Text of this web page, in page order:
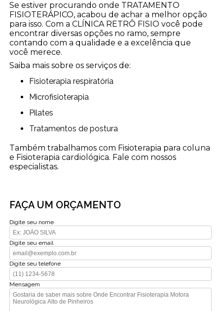
Se estiver procurando onde TRATAMENTO
FISIOTERÁPICO, acabou de achar a melhor opção
para isso. Com a CLÍNICA RETRÔ FISIO você pode
encontrar diversas opções no ramo, sempre
contando com a qualidade e a excelência que
você merece.
Saiba mais sobre os serviços de:
Fisioterapia respiratória
Microfisioterapia
Pilates
Tratamentos de postura
Também trabalhamos com Fisioterapia para coluna
e Fisioterapia cardiológica. Fale com nossos
especialistas.
FAÇA UM ORÇAMENTO
Digite seu nome
Digite seu email
Digite seu telefone
Mensagem